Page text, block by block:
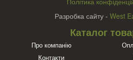
Разробка сайту - West
Каталог
Про компанію
Контакти